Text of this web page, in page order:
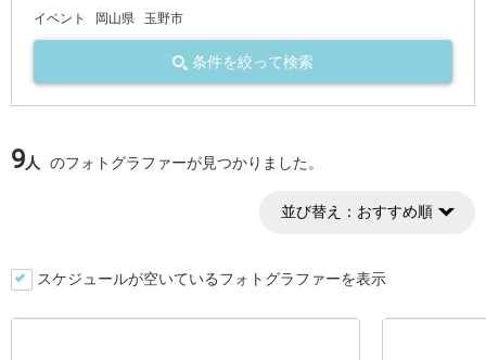
イベント 岡山県 玉野市
条件を絞って検索
9人 のフォトグラファーが見つかりました。
並び替え： おすすめ順
スケジュールが空いているフォトグラファーを表示